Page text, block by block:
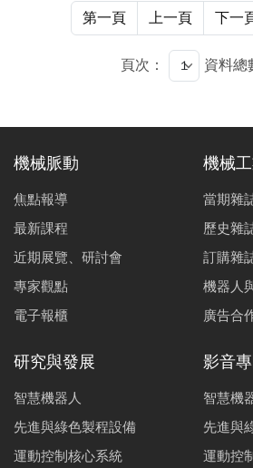
案例，以及未來市場趨勢，包括與
產氫設備，壓縮空氣儲能系統、飛
第一頁 上一頁 下一
頁次： 資料總
機械脈動
焦點報導
最新課程
近期展覽、研討會
專家觀點
電子報櫃
機械
當期雜
歷史雜
訂購雜
機器人
廣告合
研究與發展
智慧機器人
先進與綠色製程設備
運動控制核心系統
影音
智慧機
先進與
運動控